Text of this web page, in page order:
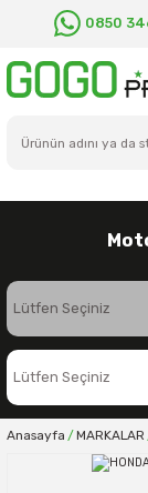
0850
Anasayfa MARKALAR